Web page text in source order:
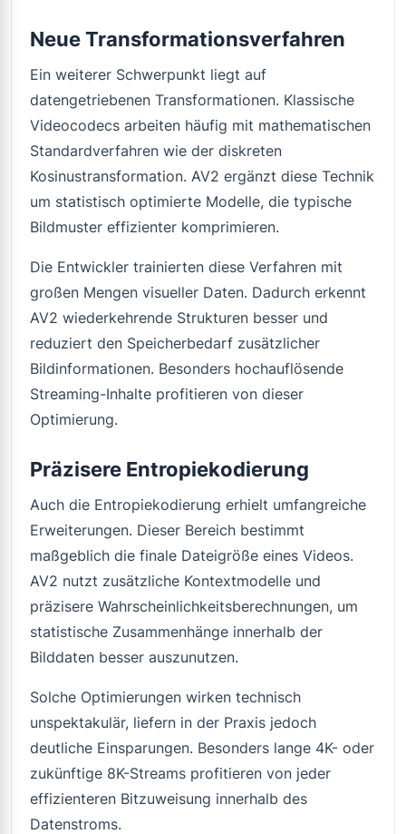
Neue Transformationsverfahren
Ein weiterer Schwerpunkt liegt auf
datengetriebenen Transformationen. Klassische
Videocodecs arbeiten häufig mit mathematischen
Standardverfahren wie der diskreten
Kosinustransformation. AV2 ergänzt diese Technik
um statistisch optimierte Modelle, die typische
Bildmuster effizienter komprimieren.
Die Entwickler trainierten diese Verfahren mit
großen Mengen visueller Daten. Dadurch erkennt
AV2 wiederkehrende Strukturen besser und
reduziert den Speicherbedarf zusätzlicher
Bildinformationen. Besonders hochauflösende
Streaming-Inhalte profitieren von dieser
Optimierung.
Präzisere Entropiekodierung
Auch die Entropiekodierung erhielt umfangreiche
Erweiterungen. Dieser Bereich bestimmt
maßgeblich die finale Dateigröße eines Videos.
AV2 nutzt zusätzliche Kontextmodelle und
präzisere Wahrscheinlichkeitsberechnungen, um
statistische Zusammenhänge innerhalb der
Bilddaten besser auszunutzen.
Solche Optimierungen wirken technisch
unspektakulär, liefern in der Praxis jedoch
deutliche Einsparungen. Besonders lange 4K- oder
zukünftige 8K-Streams profitieren von jeder
effizienteren Bitzuweisung innerhalb des
Datenstroms.